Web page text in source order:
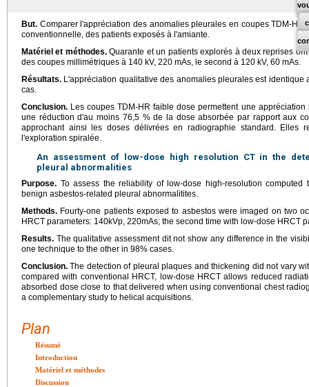
But. Comparer l'appréciation des anomalies pleurales en coupes TDM-
conventionnelle, des patients exposés à l'amiante.
Matériel et méthodes.Quarante et un patients explorés à deux reprises
des coupes millimétriques à 140 kV, 220 mAs, le second à 120 kV, 60 mAs.
Résultats. L'appréciation qualitative des anomalies pleurales est
cas.
Conclusion. Les coupes TDM-HR faible dose permettent une
une réduction d'au moins 76,5 % de la dose absorbée par rapport aux
approchant ainsi les doses délivrées en radiographie standard. Elles
l'exploration spiralée.
An assessment of low-dose high resolution CT in the
pleural abnormalities
Purpose. To assess the reliability of low-dose high-resolution computed
benign asbestos-related pleural abnormalitites.
Methods. Fourty-one patients exposed to asbestos were imaged on two
HRCT parameters: 140kVp, 220mAs; the second time with low-dose HRCT
Results. The qualitative assessment dit not show any difference in the
one technique to the other in 98% cases.
Conclusion. The detection of pleural plaques and thickening did not vary
compared with conventional HRCT, low-dose HRCT allows reduced
absorbed dose close to that delivered when using conventional chest
a complementary study to helical acquisitions.
Plan
Résumé
Introduction
Matériel et méthodes
Discussion